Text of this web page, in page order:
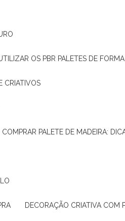
OS PBR PALETES DE
CRIATIVOS
COMPRAR PALETE DE MADEIRA:
DECORAÇÃO CRIATIVA COM